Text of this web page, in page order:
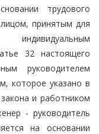
трудового
принятым для
32 настоящего
руководителем
которое указано в
и работником
- руководитель
на основании